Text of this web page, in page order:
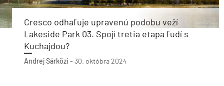
Cresco odhaľuje upravenú podobu veží
Lakeside Park 03. Spojí tretia etapa ľudí s
Kuchajdou?
Andrej Sárközi - 30. októbra 2024